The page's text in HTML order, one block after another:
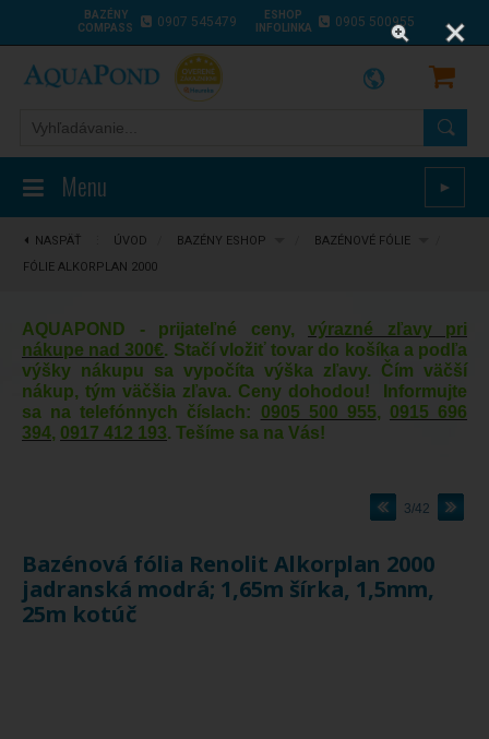
BAZÉNY
COMPASS
0907 545479
ESHOP
INFOLINKA
0905 500955
Menu ►
NASPÄŤ ÚVOD BAZÉNY ESHOP BAZÉNOVÉ FÓLIE
FÓLIE ALKORPLAN 2000
AQUAPOND - prijateľné ceny, výrazné zľavy pri
nákupe nad 300€. Stačí vložiť tovar do košíka a podľa
výšky nákupu sa vypočíta výška zľavy. Čím väčší
nákup, tým väčšia zľava. Ceny dohodou! Informujte
sa na telefónnych číslach: 0905 500 955, 0915 696
394, 0917 412 193. Tešíme sa na Vás!
3/42
Bazénová fólia Renolit Alkorplan 2000
jadranská modrá; 1,65m šírka, 1,5mm,
25m kotúč